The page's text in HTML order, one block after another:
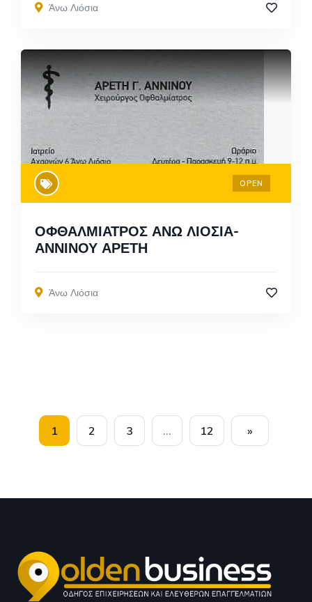
Άνω Λιόσια
OPEN
ΟΦΘΑΛΜΙΑΤΡΟΣ ΑΝΩ ΛΙΟΣΙΑ-
ΑΝΝΙΝΟΥ ΑΡΕΤΗ
Άνω Λιόσια
1 2 3 … 12 »